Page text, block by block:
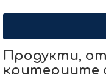
Продукти,
критериите